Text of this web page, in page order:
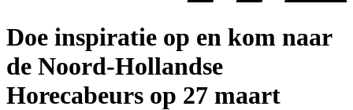
Doe inspiratie op en kom naar
de Noord-Hollandse
Horecabeurs op 27 maart